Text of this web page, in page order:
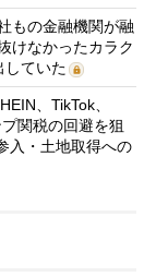
もの金融機関が融
けなかったカラク
していた
、TikTok、
関税の回避を狙
入・土地取得への